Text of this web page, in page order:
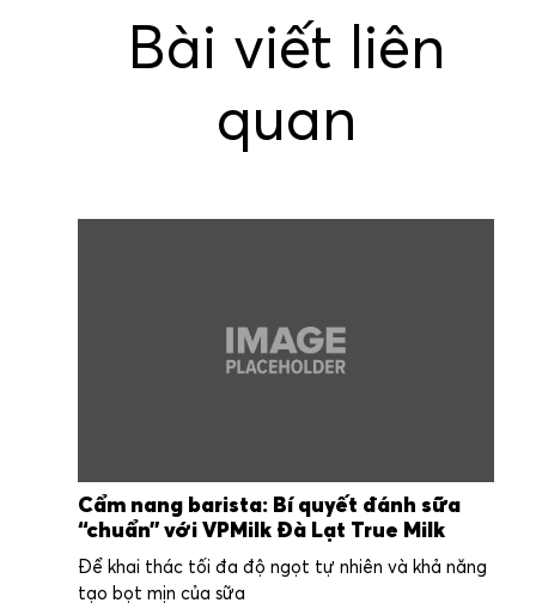
Bài viết liên
quan
Cẩm nang barista: Bí quyết đánh sữa
“chuẩn” với VPMilk Đà Lạt True Milk
Để khai thác tối đa độ ngọt tự nhiên và khả năng
tạo bọt mịn của sữa